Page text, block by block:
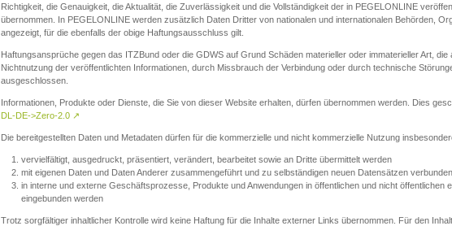
Richtigkeit, die Genauigkeit, die Aktualität, die Zuverlässigkeit und die Vollständigkeit der in PEGELONLINE
übernommen. In PEGELONLINE werden zusätzlich Daten Dritter von nationalen und internationalen Behörden,
angezeigt, für die ebenfalls der obige Haftungsausschluss gilt.
Haftungsansprüche gegen das ITZBund oder die GDWS auf Grund Schäden materieller oder immaterieller Art, die
Nichtnutzung der veröffentlichten Informationen, durch Missbrauch der Verbindung oder durch technische
ausgeschlossen.
Informationen, Produkte oder Dienste, die Sie von dieser Website erhalten, dürfen übernommen werden. Dies
DL-DE->Zero-2.0 ↗
Die bereitgestellten Daten und Metadaten dürfen für die kommerzielle und nicht kommerzielle Nutzung
vervielfältigt, ausgedruckt, präsentiert, verändert, bearbeitet sowie an Dritte übermittelt werden
mit eigenen Daten und Daten Anderer zusammengeführt und zu selbständigen neuen Datensätzen
in interne und externe Geschäftsprozesse, Produkte und Anwendungen in öffentlichen und nicht öffentlichen
eingebunden werden
Trotz sorgfältiger inhaltlicher Kontrolle wird keine Haftung für die Inhalte externer Links übernommen. Für den